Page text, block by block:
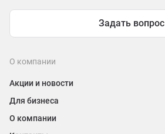
О компании
Акции и новости
Для бизнеса
О компании
Задать вопрос